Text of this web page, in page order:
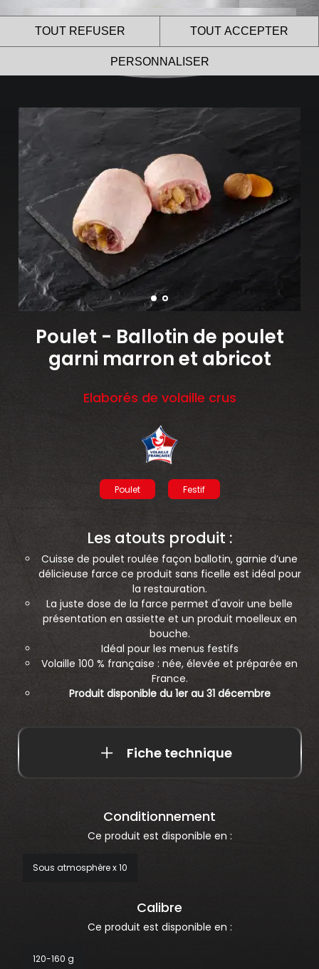
Poulet - Ballotin de poulet
garni marron et abricot
Elaborés de volaille crus
Poulet Festif
Les atouts produit :
Cuisse de poulet roulée façon ballotin, garnie d’une
délicieuse farce ce produit sans ficelle est idéal pour
la restauration.
La juste dose de la farce permet d'avoir une belle
présentation en assiette et un produit moelleux en
bouche.
Idéal pour les menus festifs
Volaille 100 % française : née, élevée et préparée en
France.
Produit disponible du 1er au 31 décembre
Fiche technique
Conditionnement
Ce produit est disponible en :
Sous atmosphère x 10
Calibre
Ce produit est disponible en :
120-160 g
Le site internet Le Gaulois
Professionnel utilise des
cookies !
Nous utilisons des cookies pour nous assurer du bon
fonctionnement de notre site et à des fins analytiques.
Vous pouvez changer d’avis à tout moment en cliquant sur
l’icône présente sur chaque page de notre site.
En autorisant ces services tiers, vous acceptez le dépôt et la
nécessaires à leur bon fonctionnement.
TOUT REFUSER TOUT ACCEPTER
PERSONNALISER